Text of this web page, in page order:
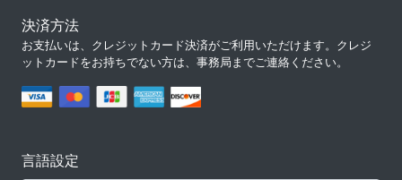
決済方法
お支払いは、クレジットカード決済がご利用いただけます。クレジ
ットカードをお持ちでない方は、事務局までご連絡ください。
言語設定